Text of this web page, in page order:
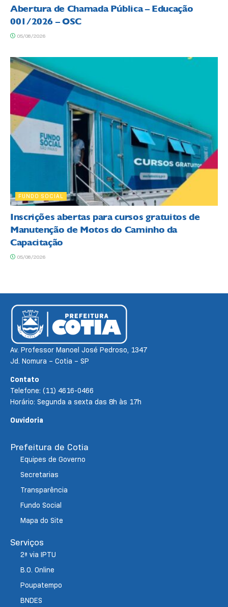
Abertura de Chamada Pública – Educação
001/2026 – OSC
05/08/2026
FUNDO SOCIAL
Inscrições abertas para cursos gratuitos de
Manutenção de Motos do Caminho da
Capacitação
05/08/2026
Av. Professor Manoel José Pedroso, 1347
Jd. Nomura – Cotia – SP
Contato
Telefone: (11) 4616-0466
Horário: Segunda a sexta das 8h às 17h
Ouvidoria
Prefeitura de Cotia
Equipes de Governo
Secretarias
Transparência
Fundo Social
Mapa do Site
Serviços
2ª via IPTU
B.O. Online
Poupatempo
BNDES